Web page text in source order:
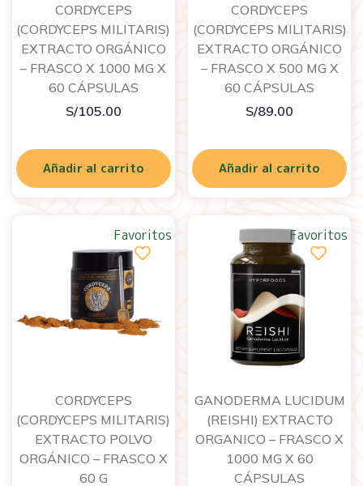
CORDYCEPS
(CORDYCEPS MILITARIS)
EXTRACTO ORGÁNICO
– FRASCO X 1000 MG X
60 CÁPSULAS
S/105.00
Añadir al carrito
CORDYCEPS
(CORDYCEPS MILITARIS)
EXTRACTO ORGÁNICO
– FRASCO X 500 MG X
60 CÁPSULAS
S/89.00
Añadir al carrito
CORDYCEPS
(CORDYCEPS MILITARIS)
EXTRACTO POLVO
ORGÁNICO – FRASCO X
60 G
Favoritos
GANODERMA LUCIDUM
(REISHI) EXTRACTO
ORGANICO – FRASCO X
1000 MG X 60
CÁPSULAS
Favoritos